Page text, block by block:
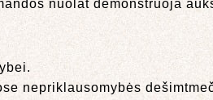
nuolat demonstruoja
nepriklausomybės